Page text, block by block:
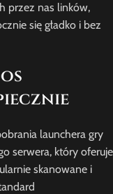
przez nas linków,
się gładko i bez
launchera gry
serwera, który oferuje
skanowane i